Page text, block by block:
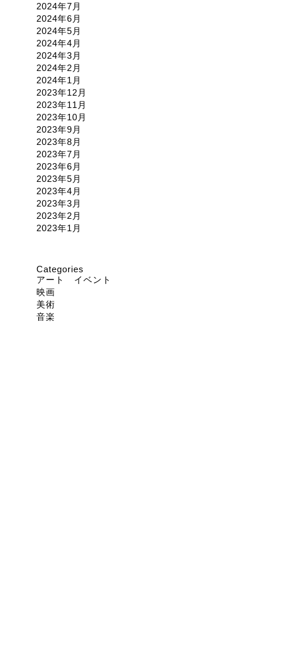
2024年7月
2024年6月
2024年5月
2024年4月
2024年3月
2024年2月
2024年1月
2023年12月
2023年11月
2023年10月
2023年9月
2023年8月
2023年7月
2023年6月
2023年5月
2023年4月
2023年3月
2023年2月
2023年1月
Categories
アート イベント
映画
美術
音楽